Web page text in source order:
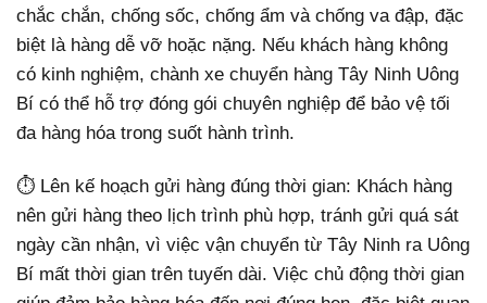
chắc chắn, chống sốc, chống ẩm và chống va đập, đặc
biệt là hàng dễ vỡ hoặc nặng. Nếu khách hàng không
có kinh nghiệm, chành xe chuyển hàng Tây Ninh Uông
Bí có thể hỗ trợ đóng gói chuyên nghiệp để bảo vệ tối
đa hàng hóa trong suốt hành trình.
⏱ Lên kế hoạch gửi hàng đúng thời gian: Khách hàng
nên gửi hàng theo lịch trình phù hợp, tránh gửi quá sát
ngày cần nhận, vì việc vận chuyển từ Tây Ninh ra Uông
Bí mất thời gian trên tuyến dài. Việc chủ động thời gian